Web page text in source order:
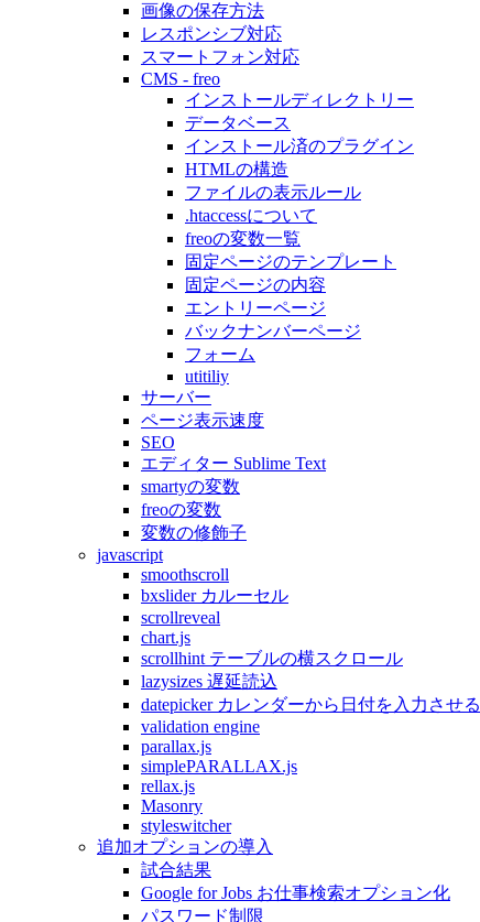
画像の保存方法
レスポンシブ対応
スマートフォン対応
CMS - freo
インストールディレクトリー
データベース
インストール済のプラグイン
HTMLの構造
ファイルの表示ルール
.htaccessについて
freoの変数一覧
固定ページのテンプレート
固定ページの内容
エントリーページ
バックナンバーページ
フォーム
utitiliy
サーバー
ページ表示速度
SEO
エディター Sublime Text
smartyの変数
freoの変数
変数の修飾子
javascript
smoothscroll
bxslider カルーセル
scrollreveal
chart.js
scrollhint テーブルの横スクロール
lazysizes 遅延読込
datepicker カレンダーから日付を入力させる
validation engine
parallax.js
simplePARALLAX.js
rellax.js
Masonry
styleswitcher
追加オプションの導入
試合結果
Google for Jobs お仕事検索オプション化
パスワード制限